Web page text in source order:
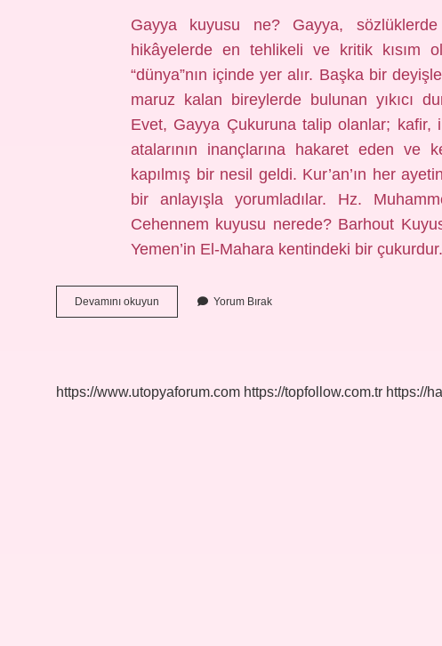
Gayya kuyusu ne? Gayya,
hikâyelerde en tehlikeli ve kritik kısım
“dünya”nın içinde yer alır. Başka bir
maruz kalan bireylerde bulunan yıkıcı
Evet, Gayya Çukuruna talip olanlar; kafir,
atalarının inançlarına hakaret eden ve
kapılmış bir nesil geldi. Kur’an’ın her
bir anlayışla yorumladılar. Hz.
Cehennem kuyusu nerede? Barhout
Yemen’in El-Mahara kentindeki bir
Devamını okuyun Cehennemdeki
Kuyunun
Yorum Bırak
https://www.utopyaforum.com https://topfollow.com.tr https://